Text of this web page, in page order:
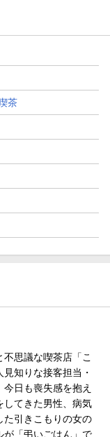
茶
思議な喫茶店「こ
知りな接客担当・
日も喪失感を抱え
してきた男性、病気
た引きこもりの女の
が「弔いごはん」で